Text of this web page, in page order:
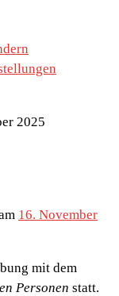
2025
16. November
mit dem
Personen statt.